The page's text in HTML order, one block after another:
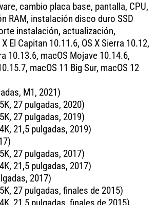
cambio placa base, pantalla, CPU,
RAM, instalación disco duro SSD
instalación, actualización,
El Capitan 10.11.6, OS X Sierra 10.12,
10.13.6, macOS Mojave 10.14.6,
macOS 11 Big Sur, macOS 12
M1, 2021)
27 pulgadas, 2020)
27 pulgadas, 2019)
21,5 pulgadas, 2019)
27 pulgadas, 2017)
21,5 pulgadas, 2017)
2017)
27 pulgadas, finales de 2015)